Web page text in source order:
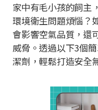
家中有毛小孩的飼主
環境衛生問題煩惱？
會影響空氣品質，還
威脅。透過以下3個
潔劑，輕鬆打造安全